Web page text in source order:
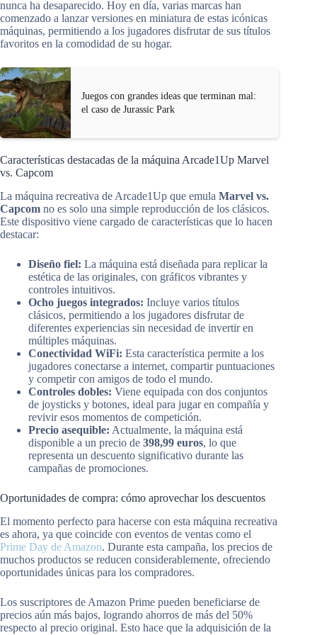
nunca ha desaparecido. Hoy en día, varias marcas han
comenzado a lanzar versiones en miniatura de estas icónicas
máquinas, permitiendo a los jugadores disfrutar de sus títulos
favoritos en la comodidad de su hogar.
Juegos con grandes ideas que terminan mal:
el caso de Jurassic Park
Características destacadas de la máquina Arcade1Up Marvel
vs. Capcom
La máquina recreativa de Arcade1Up que emula Marvel vs.
Capcom no es solo una simple reproducción de los clásicos.
Este dispositivo viene cargado de características que lo hacen
destacar:
Diseño fiel: La máquina está diseñada para replicar la
estética de las originales, con gráficos vibrantes y
controles intuitivos.
Ocho juegos integrados: Incluye varios títulos
clásicos, permitiendo a los jugadores disfrutar de
diferentes experiencias sin necesidad de invertir en
múltiples máquinas.
Conectividad WiFi: Esta característica permite a los
jugadores conectarse a internet, compartir puntuaciones
y competir con amigos de todo el mundo.
Controles dobles: Viene equipada con dos conjuntos
de joysticks y botones, ideal para jugar en compañía y
revivir esos momentos de competición.
Precio asequible: Actualmente, la máquina está
disponible a un precio de 398,99 euros, lo que
representa un descuento significativo durante las
campañas de promociones.
Oportunidades de compra: cómo aprovechar los descuentos
El momento perfecto para hacerse con esta máquina recreativa
es ahora, ya que coincide con eventos de ventas como el
Prime Day de Amazon. Durante esta campaña, los precios de
muchos productos se reducen considerablemente, ofreciendo
oportunidades únicas para los compradores.
Los suscriptores de Amazon Prime pueden beneficiarse de
precios aún más bajos, logrando ahorros de más del 50%
respecto al precio original. Esto hace que la adquisición de la